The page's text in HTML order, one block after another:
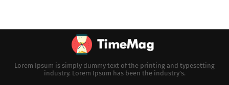
Lorem Ipsum is simply dummy text of the printing and typesetting
industry. Lorem Ipsum has been the industry's.